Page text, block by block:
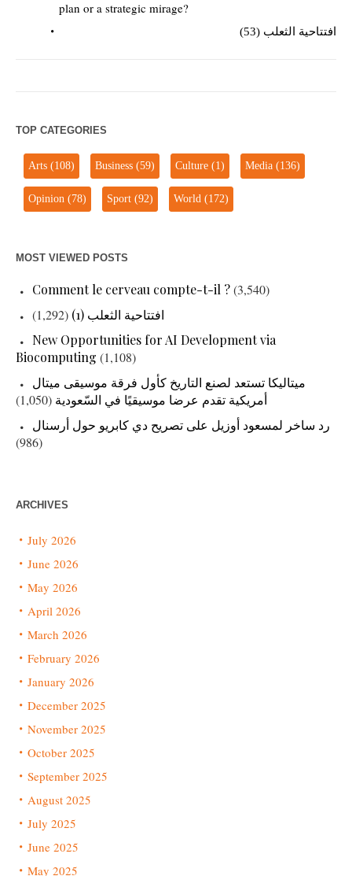
plan or a strategic mirage?
افتتاحية الثعلب (53)
TOP CATEGORIES
Arts (108) Business (59) Culture (1) Media (136)
Opinion (78) Sport (92) World (172)
MOST VIEWED POSTS
Comment le cerveau compte-t-il ?(3,540)
افتتاحية الثعلب (1)
(1,292)
New Opportunities for AI Development via
Biocomputing (1,108)
ميتاليكا تستعد لصنع التاريخ كأول فرقة موسيقى ميتال
أمريكية تقدم عرضا موسيقيًا في السّعودية (1,050)
رد ساخر لمسعود أوزيل على تصريح دي كابريو حول أرسنال
(986)
ARCHIVES
July 2026
June 2026
May 2026
April 2026
March 2026
February 2026
January 2026
December 2025
November 2025
October 2025
September 2025
August 2025
July 2025
June 2025
May 2025